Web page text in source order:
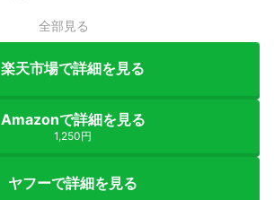
全部見る
楽天市場で詳細を見る
Amazonで詳細を見る
1,250円
ヤフーで詳細を見る